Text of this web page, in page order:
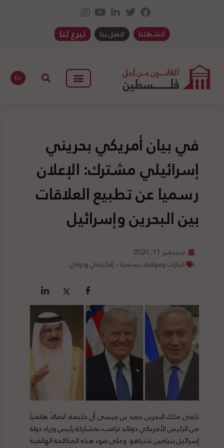
أنشطتنا اتصل بنا تبرع لنا
En
في بيان أمريكي بحريني
إسرائيلي مشترك: الإعلان
رسميا عن تطبيع العلاقات
بين البحرين وإسرائيل
سبتمبر 11, 2020
قرارات ومواقف رسمية - إقليمي ودولي
تلقى ملك البحرين حمد بن عيسى آل خليفة، اتصالاً هاتفياً
من الرئيس الأمريكي دونالد ترامب، بمشاركة رئيس وزراء دولة
إسرائيل بنيامين نتنياهو. وعلى ضوء هذه المكالمة الهاتفية